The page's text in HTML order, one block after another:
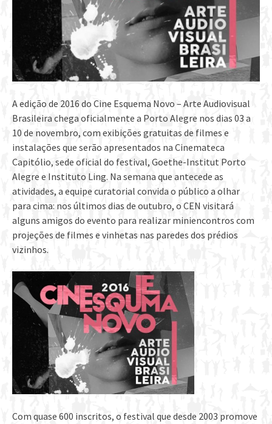
A edição de 2016 do Cine Esquema Novo – Arte Audiovisual
Brasileira chega oficialmente a Porto Alegre nos dias 03 a
10 de novembro, com exibições gratuitas de filmes e
instalações que serão apresentados na Cinemateca
Capitólio, sede oficial do festival, Goethe-Institut Porto
Alegre e Instituto Ling. Na semana que antecede as
atividades, a equipe curatorial convida o público a olhar
para cima: nos últimos dias de outubro, o CEN visitará
alguns amigos do evento para realizar miniencontros com
projeções de filmes e vinhetas nas paredes dos prédios
vizinhos.
Com quase 600 inscritos, o festival que desde 2003 promove